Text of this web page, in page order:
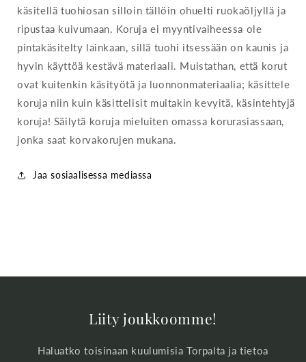
käsitellä tuohiosan silloin tällöin ohuelti ruokaöljyllä ja
ripustaa kuivumaan. Koruja ei myyntivaiheessa ole
pintakäsitelty lainkaan, sillä tuohi itsessään on kaunis ja
hyvin käyttöä kestävä materiaali. Muistathan, että korut
ovat kuitenkin käsityötä ja luonnonmateriaalia; käsittele
koruja niin kuin käsittelisit muitakin kevyitä, käsintehtyjä
koruja! Säilytä koruja mieluiten omassa korurasiassaan,
jonka saat korvakorujen mukana.
Jaa sosiaalisessa mediassa
Liity joukkoomme!
Haluatko toisinaan kuulumisia Torpalta ja tietoa